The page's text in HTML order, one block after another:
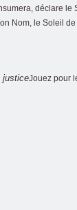
déclare
Nom, le Soleil
justiceJouez pour